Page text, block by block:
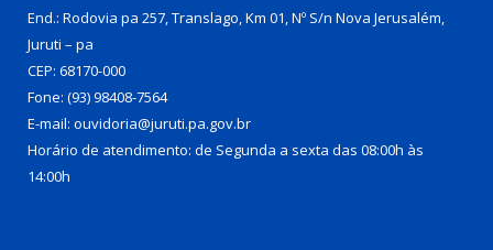
End.: Rodovia pa 257, Translago, Km 01, Nº S/n Nova Jerusalém,
Juruti – pa
CEP: 68170-000
Fone: (93) 98408-7564
E-mail: ouvidoria@juruti.pa.gov.br
Horário de atendimento: de Segunda a sexta das 08:00h às
14:00h